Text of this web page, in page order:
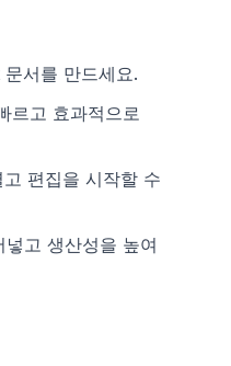
서를 만드세요.
르고 효과적으로
편집을 시작할 수
고 생산성을 높여